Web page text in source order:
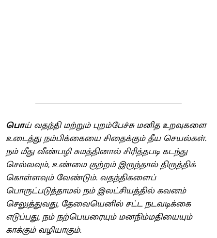
பொய் வதந்தி மற்றும் புறம்பேச்சு மனித உறவுகளை
உடைத்து நம்பிக்கையை சிதைக்கும் தீய செயல்கள்.
நம் மீது வீண்பழி சுமத்தினால் சிரித்தபடி கடந்து
செல்லவும், உண்மை குற்றம் இருந்தால் திருத்திக்
கொள்ளவும் வேண்டும். வதந்திகளைப்
பொருட்படுத்தாமல் நம் இலட்சியத்தில் கவனம்
செலுத்துவது, தேவையெனில் சட்ட நடவடிக்கை
எடுப்பது, நம் நற்பெயரையும் மனநிம்மதியையும்
காக்கும் வழியாகும்.